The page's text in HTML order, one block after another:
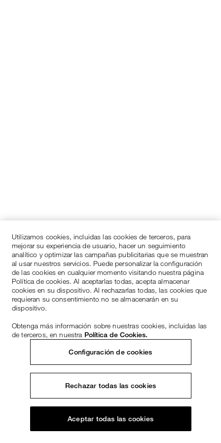
Utilizamos cookies, incluidas las cookies de terceros, para
mejorar su experiencia de usuario, hacer un seguimiento
analítico y optimizar las campañas publicitarias que se muestran
al usar nuestros servicios. Puede personalizar la configuración
de las cookies en cualquier momento visitando nuestra página
Política de cookies. Al aceptarlas todas, acepta almacenar
cookies en su dispositivo. Al rechazarlas todas, las cookies que
requieran su consentimiento no se almacenarán en su
dispositivo.
Obtenga más información sobre nuestras cookies, incluidas las
de terceros, en nuestra Política de Cookies.
Configuración de cookies
Rechazar todas las cookies
Aceptar todas las cookies